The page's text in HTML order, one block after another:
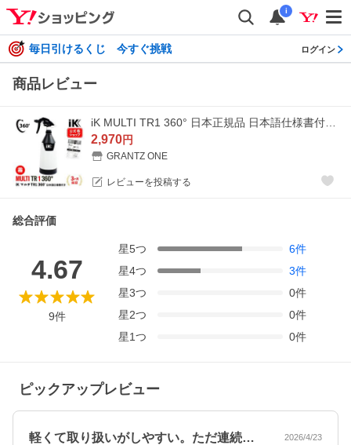
i
毎日引けるくじ 今すぐ挑戦 ログイン
商品レビュー
2,970円
GRANTZ ONE
レビューを投稿する
総合評価
4.67
9件
星5つ 6件
星4つ 3件
星3つ 0件
星2つ 0件
星1つ 0件
ピックアップレビュー
軽くて取り扱いがしやすい。ただ連続使用… 2026/4/23